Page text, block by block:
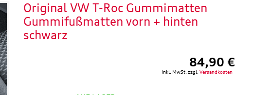
Original VW T-Roc Gummimatten
Gummifußmatten vorn + hinten
schwarz
84,90 €
inkl. MwSt. zzgl. Versandkosten